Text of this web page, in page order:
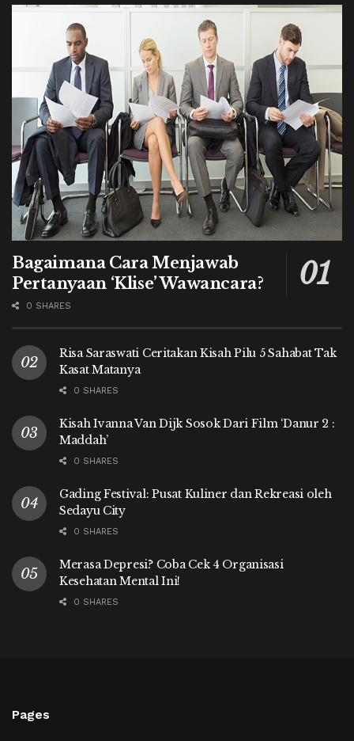
Bagaimana Cara Menjawab
Pertanyaan ‘Klise’ Wawancara?
0 SHARES
Risa Saraswati Ceritakan Kisah Pilu 5 Sahabat Tak
Kasat Matanya
0 SHARES
Kisah Ivanna Van Dijk Sosok Dari Film ‘Danur 2 :
Maddah’
0 SHARES
Gading Festival: Pusat Kuliner dan Rekreasi oleh
Sedayu City
0 SHARES
Merasa Depresi? Coba Cek 4 Organisasi
Kesehatan Mental Ini!
0 SHARES
Pages